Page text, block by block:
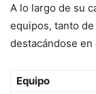
A lo largo de su
equipos, tanto de
destacándose en
Equipo